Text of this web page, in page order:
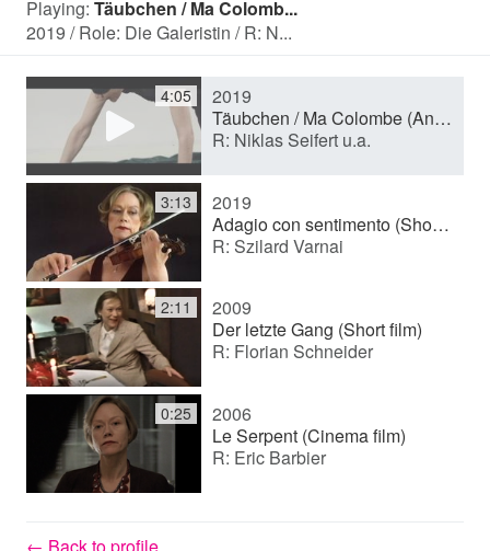
a
y
V
i
d
e
Playing: Täubchen / Ma Colomb...
2019 / Role: Die Galeristin / R: N...
4:05
2019
Täubchen / Ma Colombe (Anspielszene) (Showreel production)
R: Niklas Seifert u.a.
3:13
2019
Adagio con sentimento (Short film)
R: Szilard Varnai
2:11
2009
Der letzte Gang (Short film)
R: Florian Schneider
0:25
2006
Le Serpent (Cinema film)
R: Eric Barbier